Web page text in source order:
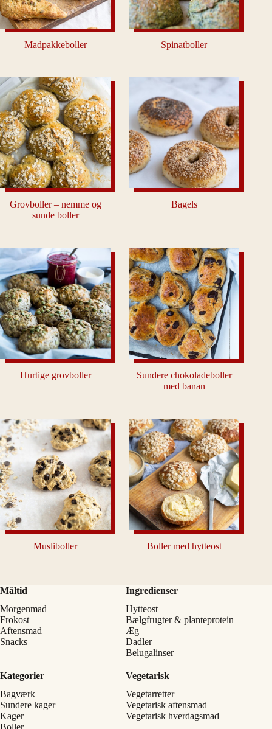
Madpakkeboller Spinatboller
Grovboller – nemme og
sunde boller
Bagels
Hurtige grovboller
Sundere chokoladeboller
med banan
Musliboller Boller med hytteost
Måltid
Morgenmad
Frokost
Aftensmad
Snacks
Ingredienser
Hytteost
Bælgfrugter & planteprotein
Æg
Dadler
Belugalinser
Kategorier
Bagværk
Sundere kager
Kager
Boller
Vegetarisk
Vegetarretter
Vegetarisk aftensmad
Vegetarisk hverdagsmad